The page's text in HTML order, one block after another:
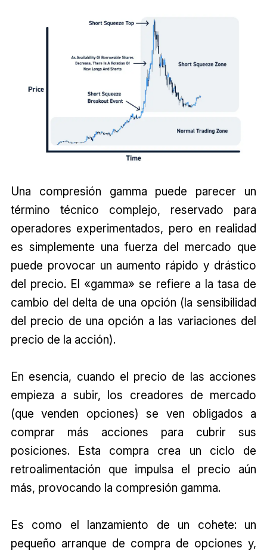
Una compresión gamma puede parecer un
término técnico complejo, reservado para
operadores experimentados, pero en realidad
es simplemente una fuerza del mercado que
puede provocar un aumento rápido y drástico
del precio. El «gamma» se refiere a la tasa de
cambio del delta de una opción (la sensibilidad
del precio de una opción a las variaciones del
precio de la acción).
En esencia, cuando el precio de las acciones
empieza a subir, los creadores de mercado
(que venden opciones) se ven obligados a
comprar más acciones para cubrir sus
posiciones. Esta compra crea un ciclo de
retroalimentación que impulsa el precio aún
más, provocando la compresión gamma.
Es como el lanzamiento de un cohete: un
pequeño arranque de compra de opciones y,